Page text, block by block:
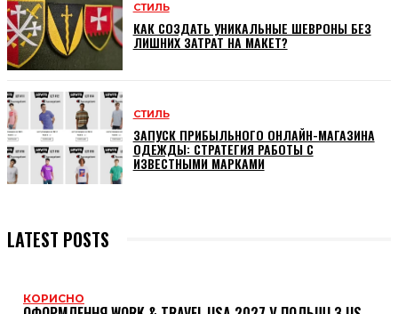
СТИЛЬ
КАК СОЗДАТЬ УНИКАЛЬНЫЕ ШЕВРОНЫ БЕЗ
ЛИШНИХ ЗАТРАТ НА МАКЕТ?
СТИЛЬ
ЗАПУСК ПРИБЫЛЬНОГО ОНЛАЙН-МАГАЗИНА
ОДЕЖДЫ: СТРАТЕГИЯ РАБОТЫ С
ИЗВЕСТНЫМИ МАРКАМИ
LATEST POSTS
КОРИСНО